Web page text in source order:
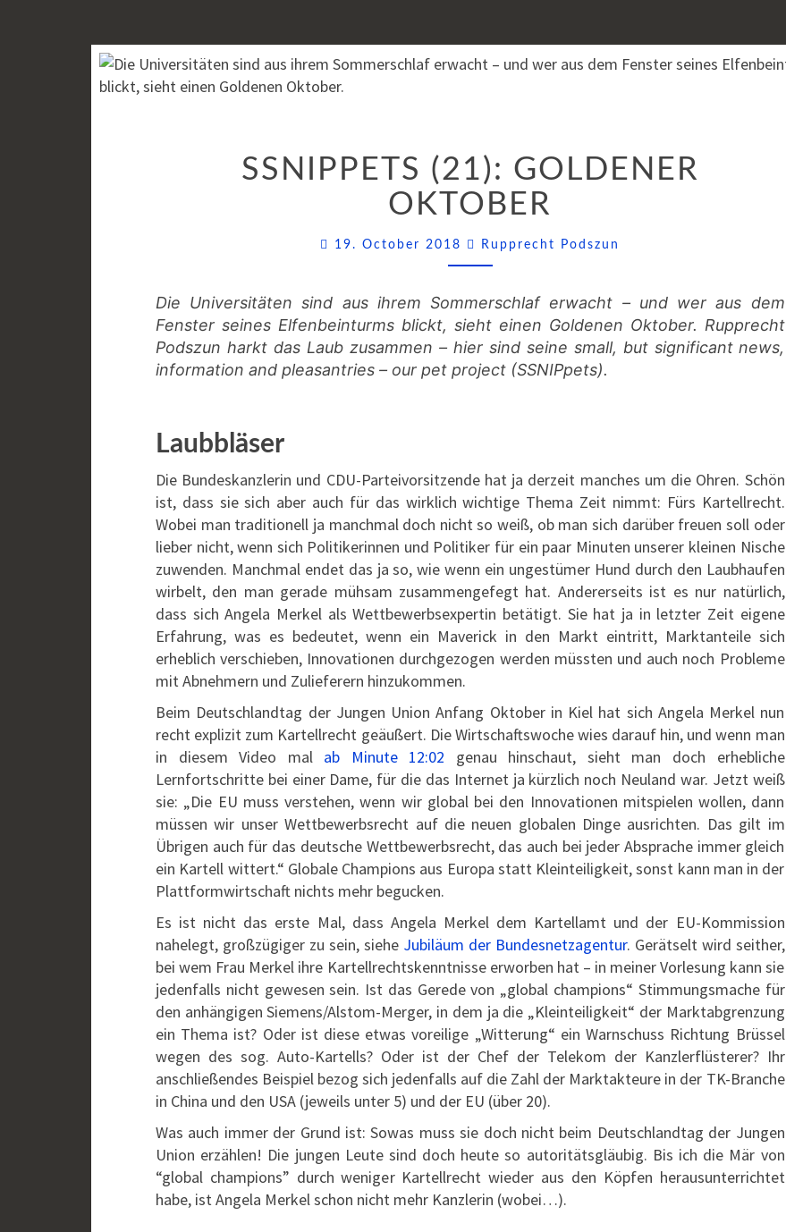
(21):
GOLDENER
OKTOBER
SSNIPPETS (21): GOLDENER
OKTOBER
19. October 2018 Rupprecht Podszun
Die Universitäten sind aus ihrem Sommerschlaf erwacht – und wer aus dem
Fenster seines Elfenbeinturms blickt, sieht einen Goldenen Oktober. Rupprecht
Podszun harkt das Laub zusammen – hier sind seine small, but significant news,
information and pleasantries – our pet project (SSNIPpets).
Laubbläser
Die Bundeskanzlerin und CDU-Parteivorsitzende hat ja derzeit manches um die Ohren. Schön
ist, dass sie sich aber auch für das wirklich wichtige Thema Zeit nimmt: Fürs Kartellrecht.
Wobei man traditionell ja manchmal doch nicht so weiß, ob man sich darüber freuen soll oder
lieber nicht, wenn sich Politikerinnen und Politiker für ein paar Minuten unserer kleinen Nische
zuwenden. Manchmal endet das ja so, wie wenn ein ungestümer Hund durch den Laubhaufen
wirbelt, den man gerade mühsam zusammengefegt hat. Andererseits ist es nur natürlich,
dass sich Angela Merkel als Wettbewerbsexpertin betätigt. Sie hat ja in letzter Zeit eigene
Erfahrung, was es bedeutet, wenn ein Maverick in den Markt eintritt, Marktanteile sich
erheblich verschieben, Innovationen durchgezogen werden müssten und auch noch Probleme
mit Abnehmern und Zulieferern hinzukommen.
Beim Deutschlandtag der Jungen Union Anfang Oktober in Kiel hat sich Angela Merkel nun
recht explizit zum Kartellrecht geäußert. Die Wirtschaftswoche wies darauf hin, und wenn man
in diesem Video mal ab Minute 12:02 genau hinschaut, sieht man doch erhebliche
Lernfortschritte bei einer Dame, für die das Internet ja kürzlich noch Neuland war. Jetzt weiß
sie: „Die EU muss verstehen, wenn wir global bei den Innovationen mitspielen wollen, dann
müssen wir unser Wettbewerbsrecht auf die neuen globalen Dinge ausrichten. Das gilt im
Übrigen auch für das deutsche Wettbewerbsrecht, das auch bei jeder Absprache immer gleich
ein Kartell wittert.“ Globale Champions aus Europa statt Kleinteiligkeit, sonst kann man in der
Plattformwirtschaft nichts mehr begucken.
Es ist nicht das erste Mal, dass Angela Merkel dem Kartellamt und der EU-Kommission
nahelegt, großzügiger zu sein, siehe Jubiläum der Bundesnetzagentur. Gerätselt wird seither,
bei wem Frau Merkel ihre Kartellrechtskenntnisse erworben hat – in meiner Vorlesung kann sie
jedenfalls nicht gewesen sein. Ist das Gerede von „global champions“ Stimmungsmache für
den anhängigen Siemens/Alstom-Merger, in dem ja die „Kleinteiligkeit“ der Marktabgrenzung
ein Thema ist? Oder ist diese etwas voreilige „Witterung“ ein Warnschuss Richtung Brüssel
wegen des sog. Auto-Kartells? Oder ist der Chef der Telekom der Kanzlerflüsterer? Ihr
anschließendes Beispiel bezog sich jedenfalls auf die Zahl der Marktakteure in der TK-Branche
in China und den USA (jeweils unter 5) und der EU (über 20).
Was auch immer der Grund ist: Sowas muss sie doch nicht beim Deutschlandtag der Jungen
Union erzählen! Die jungen Leute sind doch heute so autoritätsgläubig. Bis ich die Mär von
“global champions” durch weniger Kartellrecht wieder aus den Köpfen herausunterrichtet
habe, ist Angela Merkel schon nicht mehr Kanzlerin (wobei…).